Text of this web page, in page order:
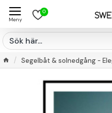
0
Segelbåt & solnedgång -